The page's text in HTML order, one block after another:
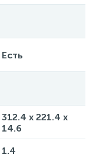
Есть
312.4 x 221.4 x
14.6
1.4